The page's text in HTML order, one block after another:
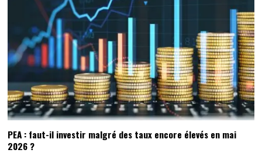
PEA : faut-il investir malgré des taux encore élevés en mai
2026 ?